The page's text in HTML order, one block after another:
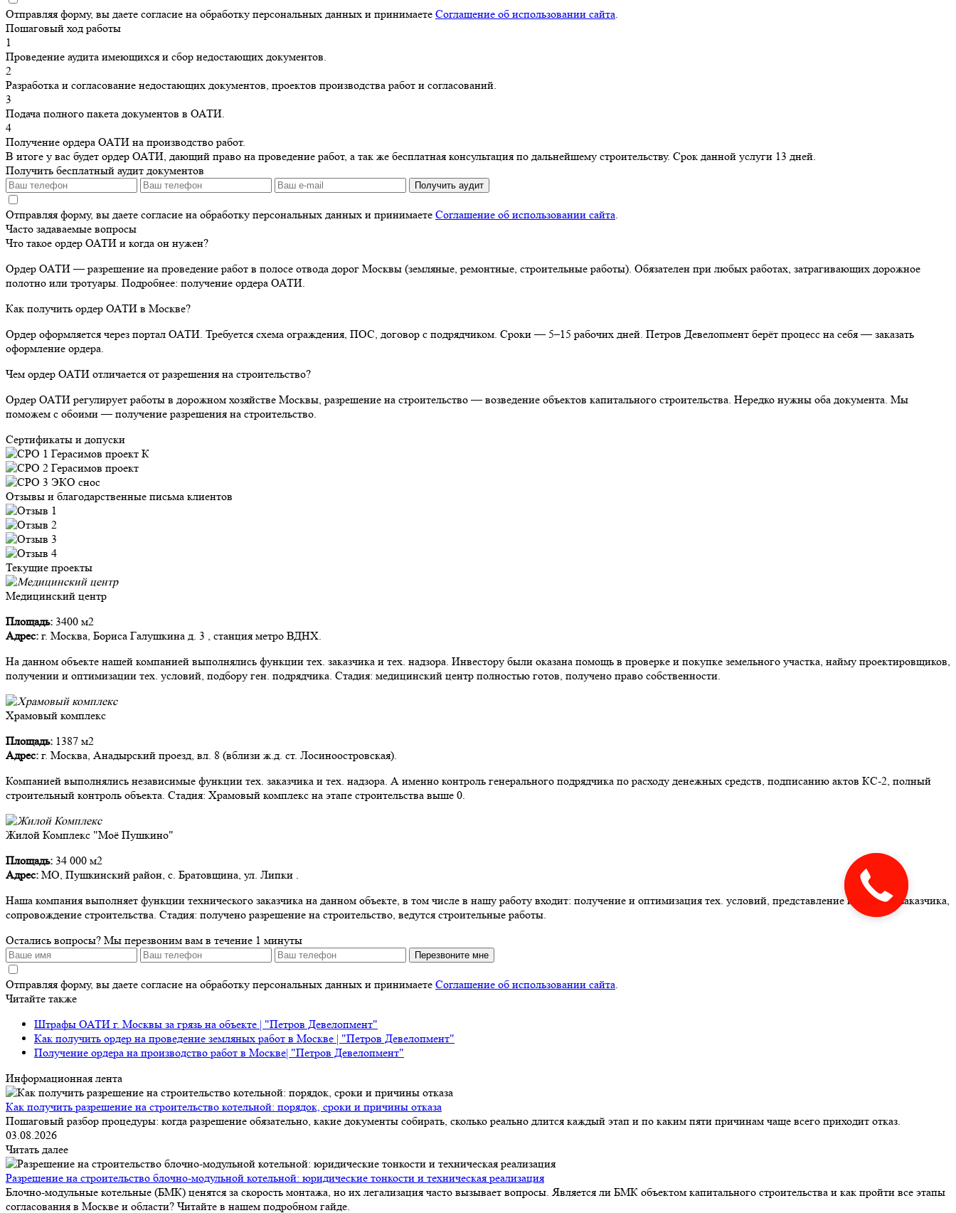
Отправляя форму, вы даете согласие на обработку персональных данных и принимаете Соглашение об использовании сайта
Пошаговый ход работы
1
Проведение аудита имеющихся и сбор недостающих документов.
2
Разработка и согласование недостающих документов, проектов производства работ и согласований.
3
Подача полного пакета документов в ОАТИ.
4
Получение ордера ОАТИ на производство работ.
В итоге у вас будет ордер ОАТИ, дающий право на проведение работ, а так же бесплатная консультация по дальнейшему строительству. Срок данной услуги 13 дней.
Получить бесплатный аудит документов
Получить аудит
Отправляя форму, вы даете согласие на обработку персональных данных и принимаете Соглашение об использовании сайта
Часто задаваемые вопросы
Что такое ордер ОАТИ и когда он нужен?
Ордер ОАТИ — разрешение на проведение работ в полосе отвода дорог Москвы (земляные, ремонтные, строительные работы). Обязателен при любых работах, затрагивающих дорожное
полотно или тротуары. Подробнее: получение ордера ОАТИ.
Как получить ордер ОАТИ в Москве?
Ордер оформляется через портал ОАТИ. Требуется схема ограждения, ПОС, договор с подрядчиком. Сроки — 5–15 рабочих дней. Петров Девелопмент берёт процесс на себя — заказать
оформление ордера.
Чем ордер ОАТИ отличается от разрешения на строительство?
Ордер ОАТИ регулирует работы в дорожном хозяйстве Москвы, разрешение на строительство — возведение объектов капитального строительства. Нередко нужны оба документа. Мы
поможем с обоими — получение разрешения на строительство.
Сертификаты и допуски
Отзывы и благодарственные письма клиентов
Текущие проекты
Медицинский центр
Площадь: 3400 м2
Адрес: г. Москва, Бориса Галушкина д. 3 , станция метро ВДНХ.
На данном объекте нашей компанией выполнялись функции тех. заказчика и тех. надзора. Инвестору были оказана помощь в проверке и покупке земельного участка, найму проектировщиков,
получении и оптимизации тех. условий, подбору ген. подрядчика. Стадия: медицинский центр полностью готов, получено право собственности.
Храмовый комплекс
Площадь: 1387 м2
Адрес: г. Москва, Анадырский проезд, вл. 8 (вблизи ж.д. ст. Лосиноостровская).
Компанией выполнялись независимые функции тех. заказчика и тех. надзора. А именно контроль генерального подрядчика по расходу денежных средств, подписанию актов КС-2, полный
строительный контроль объекта. Стадия: Храмовый комплекс на этапе строительства выше 0.
Жилой Комплекс "Моё Пушкино"
Площадь: 34 000 м2
Адрес: МО, Пушкинский район, с. Братовщина, ул. Липки .
Наша компания выполняет функции технического заказчика на данном объекте, в том числе в нашу работу входит: получение и оптимизация тех. условий, представление интересов заказчика,
сопровождение строительства. Стадия: получено разрешение на строительство, ведутся строительные работы.
Остались вопросы? Мы перезвоним вам в течение 1 минуты
Перезвоните мне
Отправляя форму, вы даете согласие на обработку персональных данных и принимаете Соглашение об использовании сайта
Читайте также
Штрафы ОАТИ г. Москвы за грязь на объекте | "Петров Девелопмент"
Как получить ордер на проведение земляных работ в Москве | "Петров Девелопмент"
Получение ордера на производство работ в Москве| "Петров Девелопмент"
Информационная лента
Как получить разрешение на строительство котельной: порядок, сроки и причины отказа
Пошаговый разбор процедуры: когда разрешение обязательно, какие документы собирать, сколько реально длится каждый этап и по каким пяти причинам чаще всего приходит отказ.
03.08.2026
Читать далее
Разрешение на строительство блочно-модульной котельной: юридические тонкости и техническая реализация
Блочно-модульные котельные (БМК) ценятся за скорость монтажа, но их легализация часто вызывает вопросы. Является ли БМК объектом капитального строительства и как пройти все этапы
согласования в Москве и области? Читайте в нашем подробном гайде.